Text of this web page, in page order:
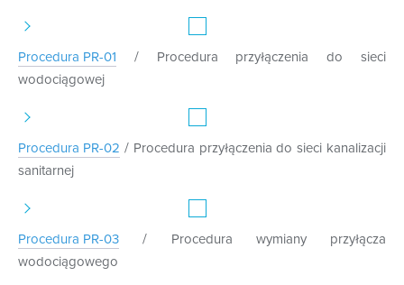
Procedura PR-01 /
Procedura przyłączenia do sieci
wodociągowej
Procedura PR-02 / Procedura przyłączenia do sieci kanalizacji
sanitarnej
Procedura PR-03 /
Procedura wymiany przyłącza
wodociągowego